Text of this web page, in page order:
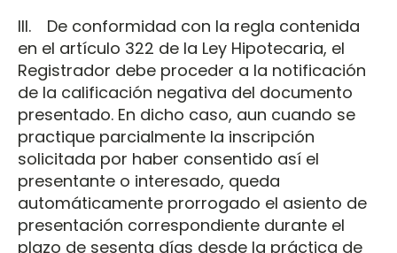
III. De conformidad con la regla contenida
en el artículo 322 de la Ley Hipotecaria, el
Registrador debe proceder a la notificación
de la calificación negativa del documento
presentado. En dicho caso, aun cuando se
practique parcialmente la inscripción
solicitada por haber consentido así el
presentante o interesado, queda
automáticamente prorrogado el asiento de
presentación correspondiente durante el
plazo de sesenta días desde la práctica de